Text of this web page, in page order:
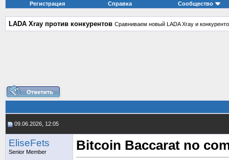
Регистрация Справка Сообщество
LADA Xray против конкурентов Сравниваем новый LADA Xray и
09.06.2026, 12:05
EliseFets
Senior Member
Bitcoin Baccarat no